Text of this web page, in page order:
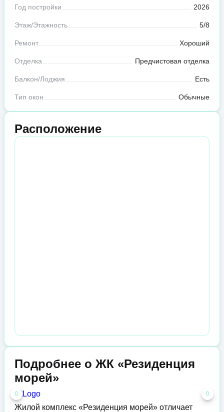
Год постройки 2026
Этаж/Этажность 5/8
Ремонт Хороший
Отделка Предчистовая отделка
Балкон/Лоджия Есть
Тип окон Обычные
Расположение
Подробнее о ЖК «Резиденция
морей»
Жилой комплекс «Резиденция морей» отличает